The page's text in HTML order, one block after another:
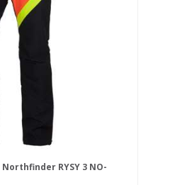
RYSY 3 NO-